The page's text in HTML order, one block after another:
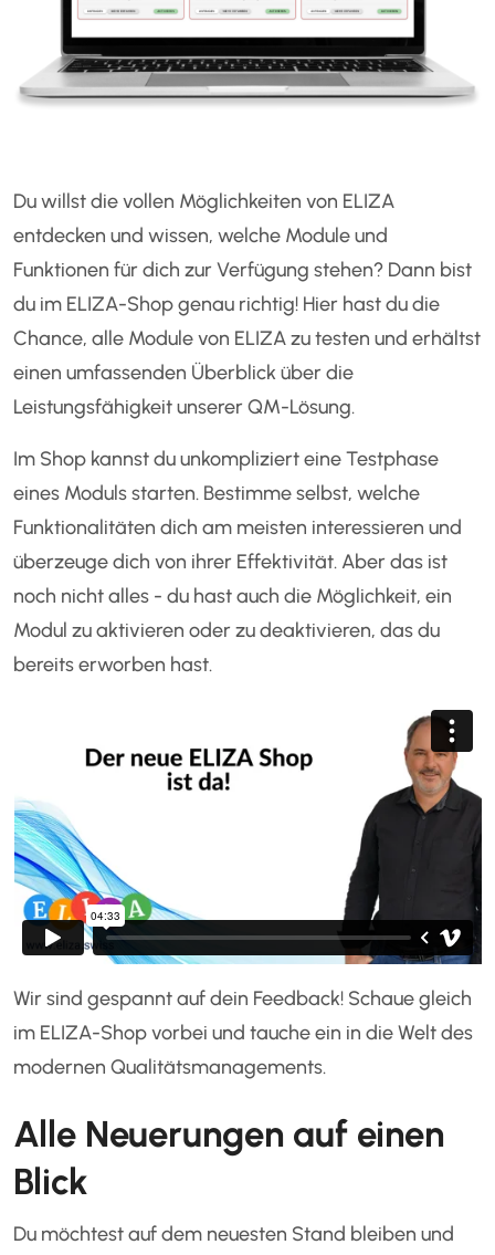
Du willst die vollen Möglichkeiten von ELIZA
entdecken und wissen, welche Module und
Funktionen für dich zur Verfügung stehen? Dann bist
du im ELIZA-Shop genau richtig! Hier hast du die
Chance, alle Module von ELIZA zu testen und erhältst
einen umfassenden Überblick über die
Leistungsfähigkeit unserer QM-Lösung.
Im Shop kannst du unkompliziert eine Testphase
eines Moduls starten. Bestimme selbst, welche
Funktionalitäten dich am meisten interessieren und
überzeuge dich von ihrer Effektivität. Aber das ist
noch nicht alles - du hast auch die Möglichkeit, ein
Modul zu aktivieren oder zu deaktivieren, das du
bereits erworben hast.
Wir sind gespannt auf dein Feedback! Schaue gleich
im ELIZA-Shop vorbei und tauche ein in die Welt des
modernen Qualitätsmanagements.
Alle Neuerungen auf einen
Blick
Du möchtest auf dem neuesten Stand bleiben und